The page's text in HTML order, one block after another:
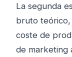
La segunda
bruto teórico,
coste de
de marketing